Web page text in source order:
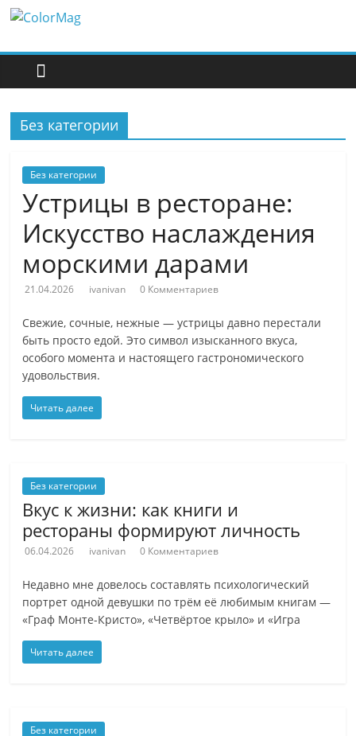
Перейти
содержимому
ColorMag
ColorMag
Demo
site
Без категории
Без категории
Устрицы в ресторане:
Искусство наслаждения
морскими дарами
21.04.2026 ivanivan 0 Комментариев
Свежие, сочные, нежные — устрицы давно перестали
быть просто едой. Это символ изысканного вкуса,
особого момента и настоящего гастрономического
удовольствия.
Читать далее
Без категории
Вкус к жизни: как книги и
рестораны формируют личность
06.04.2026 ivanivan 0 Комментариев
Недавно мне довелось составлять психологический
портрет одной девушки по трём её любимым книгам —
«Граф Монте-Кристо», «Четвёртое крыло» и «Игра
Читать далее
Без категории